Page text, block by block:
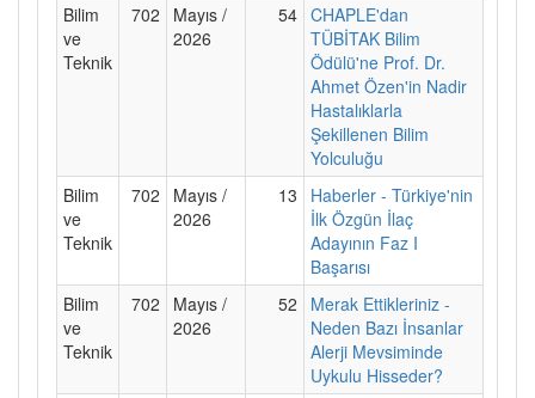
Bilim
ve
Teknik
702
Mayıs /
2026
54 CHAPLE'dan
TÜBİTAK Bilim
Ödülü'ne Prof. Dr.
Ahmet Özen'in Nadir
Hastalıklarla
Şekillenen Bilim
Yolculuğu
Bilim
ve
Teknik
702
Mayıs /
2026
13
Haberler - Türkiye'nin
İlk Özgün İlaç
Adayının Faz I
Başarısı
Bilim
ve
Teknik
702
Mayıs /
2026
52
Merak Ettikleriniz -
Neden Bazı İnsanlar
Alerji Mevsiminde
Uykulu Hisseder?